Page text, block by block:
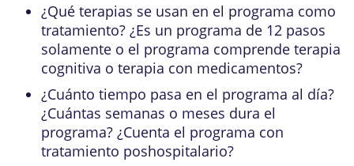
¿Qué terapias se usan en el programa como
tratamiento? ¿Es un programa de 12 pasos
solamente o el programa comprende terapia
cognitiva o terapia con medicamentos?
¿Cuánto tiempo pasa en el programa al día?
¿Cuántas semanas o meses dura el
programa? ¿Cuenta el programa con
tratamiento poshospitalario?